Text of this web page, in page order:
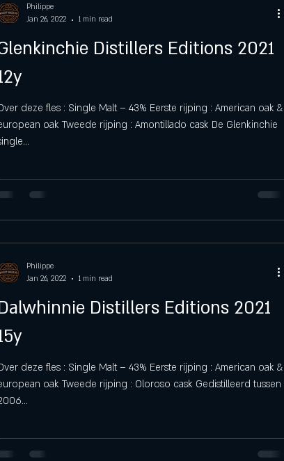
Distillers Editions 2021
deze fles : Single Malt – 43% Eerste rijping : American oak &
oak Tweede rijping : Amontillado cask De Glenkinchie
Philippe
Jan 26, 2022
1 min read
Distillers Editions 2021
deze fles : Single Malt – 43% Eerste rijping : American oak &
oak Tweede rijping : Oloroso cask Gedistilleerd tussen
Philippe
Jan 26, 2022
1 min read